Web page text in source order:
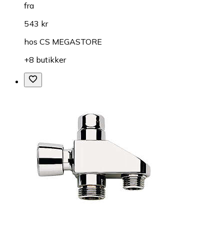
fra
543 kr
hos CS MEGASTORE
+8 butikker